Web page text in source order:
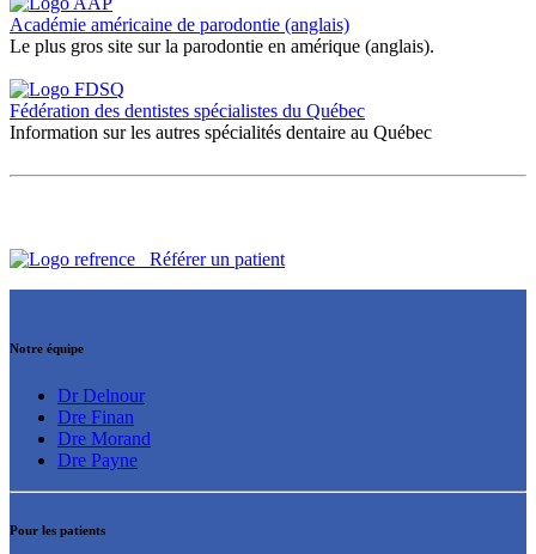
Académie américaine de parodontie (anglais)
Le plus gros site sur la parodontie en amérique (anglais).
Fédération des dentistes spécialistes du Québec
Information sur les autres spécialités dentaire au Québec
Référer un patient
Notre équipe
Dr Delnour
Dre Finan
Dre Morand
Dre Payne
Pour les patients